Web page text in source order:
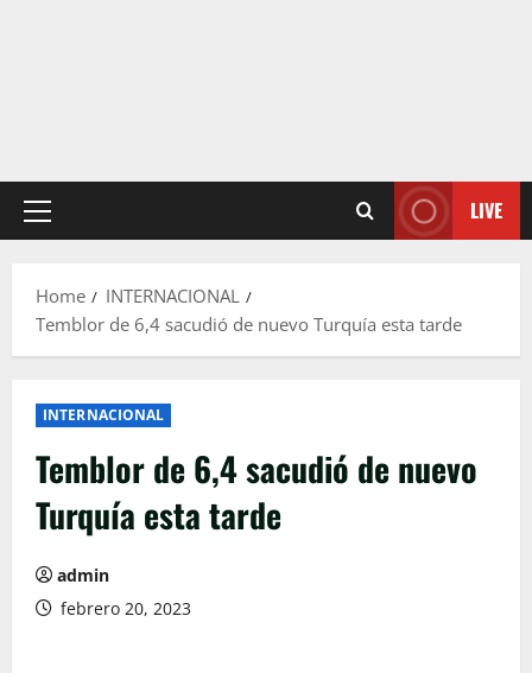
Primary
LIVE
Home
INTERNACIONAL
Temblor de 6,4 sacudió de nuevo Turquía esta tarde
INTERNACIONAL
Temblor de 6,4 sacudió de nuevo
Turquía esta tarde
admin
febrero 20, 2023